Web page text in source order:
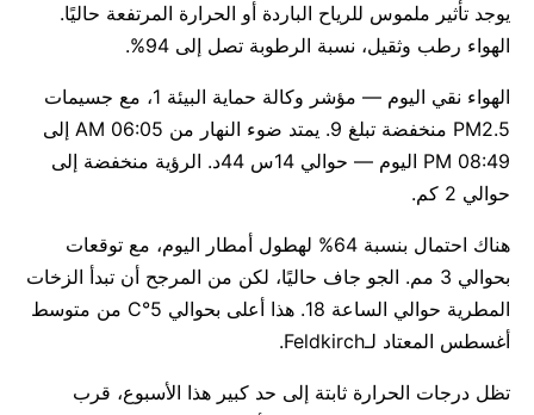
يوجد تأثير ملموس للرياح الباردة أو الحرارة المرتفعة حاليًا.
الهواء رطب وثقيل، نسبة الرطوبة تصل إلى 94%.
الهواء نقي اليوم — مؤشر وكالة حماية البيئة 1، مع جسيمات
PM2.5 منخفضة تبلغ 9. يمتد ضوء النهار من 06:05 AM إلى
08:49 PM اليوم — حوالي 14س 44د. الرؤية منخفضة إلى
حوالي 2 كم.
هناك احتمال بنسبة 64% لهطول أمطار اليوم، مع توقعات
بحوالي 3 مم. الجو جاف حاليًا، لكن من المرجح أن تبدأ الزخات
المطرية حوالي الساعة 18. هذا أعلى بحوالي 5°C من متوسط
أغسطس المعتاد لـFeldkirch.
تظل درجات الحرارة ثابتة إلى حد كبير هذا الأسبوع، قرب